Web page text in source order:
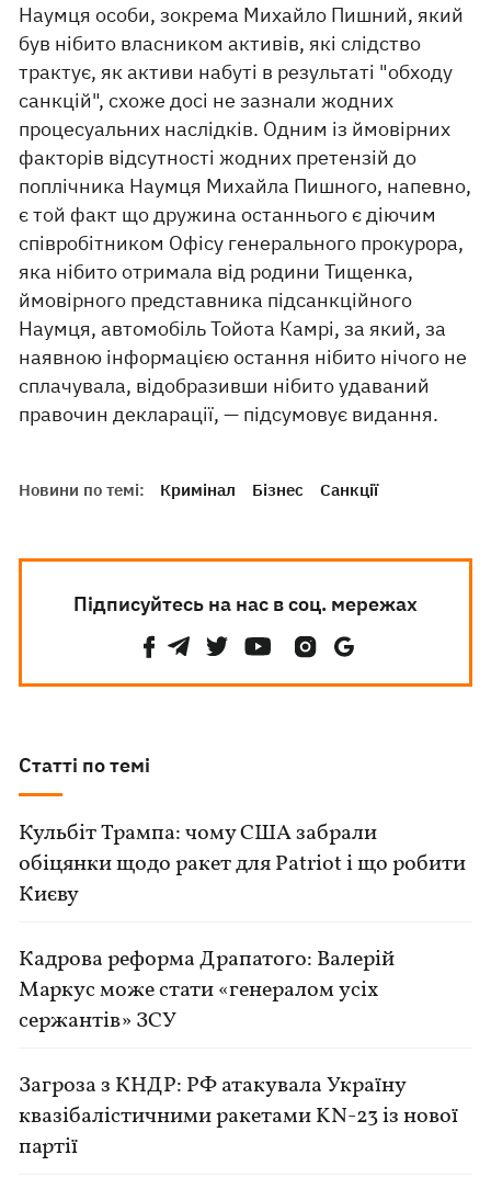
Наумця особи, зокрема Михайло Пишний, який
був нібито власником активів, які слідство
трактує, як активи набуті в результаті "обходу
санкцій", схоже досі не зазнали жодних
процесуальних наслідків. Одним із ймовірних
факторів відсутності жодних претензій до
поплічника Наумця Михайла Пишного, напевно,
є той факт що дружина останнього є діючим
співробітником Офісу генерального прокурора,
яка нібито отримала від родини Тищенка,
ймовірного представника підсанкційного
Наумця, автомобіль Тойота Камрі, за який, за
наявною інформацією остання нібито нічого не
сплачувала, відобразивши нібито удаваний
правочин декларації, — підсумовує видання.
Новини по темі: Кримінал Бізнес Санкції
Підписуйтесь на нас в соц. мережах
Статті по темі
Кульбіт Трампа: чому США забрали
обіцянки щодо ракет для Patriot і що робити
Києву
Кадрова реформа Драпатого: Валерій
Маркус може стати «генералом усіх
сержантів» ЗСУ
Загроза з КНДР: РФ атакувала Україну
квазібалістичними ракетами KN-23 із нової
партії